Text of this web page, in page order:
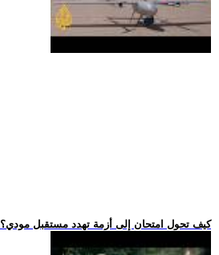
.. كيف تحول امتحان إلى أزمة تهدد مستقبل مودي؟